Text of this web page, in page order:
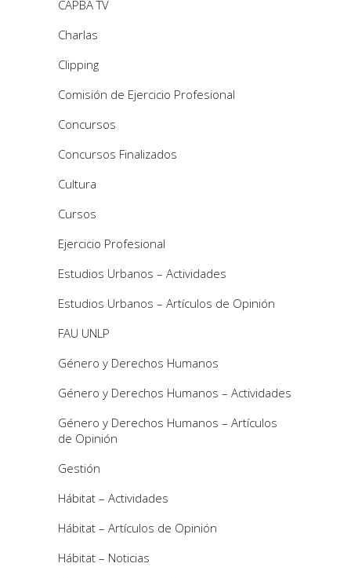
CAPBA TV
Charlas
Clipping
Comisión de Ejercicio Profesional
Concursos
Concursos Finalizados
Cultura
Cursos
Ejercicio Profesional
Estudios Urbanos – Actividades
Estudios Urbanos – Artículos de Opinión
FAU UNLP
Género y Derechos Humanos
Género y Derechos Humanos – Actividades
Género y Derechos Humanos – Artículos
de Opinión
Gestión
Hábitat – Actividades
Hábitat – Artículos de Opinión
Hábitat – Noticias